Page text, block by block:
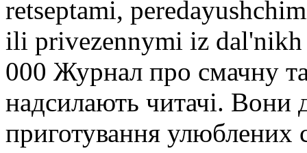
retseptami,
ili privezennymi iz dal'nikh
000 Журнал про смачну
надсилають читачі. Вони
приготування улюблених